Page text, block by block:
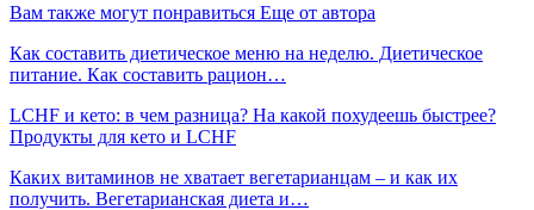
Вам также могут понравиться Еще от автора
Как составить диетическое меню на неделю. Диетическое
питание. Как составить рацион…
LCHF и кето: в чем разница? На какой похудеешь быстрее?
Продукты для кето и LCHF
Каких витаминов не хватает вегетарианцам – и как их
получить. Вегетарианская диета и…